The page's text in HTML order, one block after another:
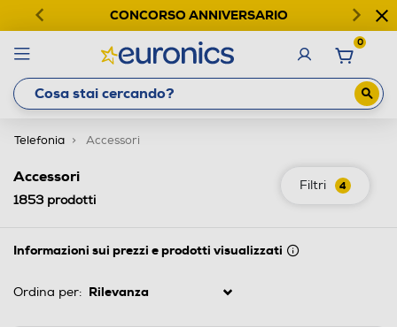
CONCORSO ANNIVERSARIO
0
Telefonia Accessori
Filtri 4
Accessori
1853prodotti
Informazioni sui prezzi e prodotti visualizzati
Ordina per: